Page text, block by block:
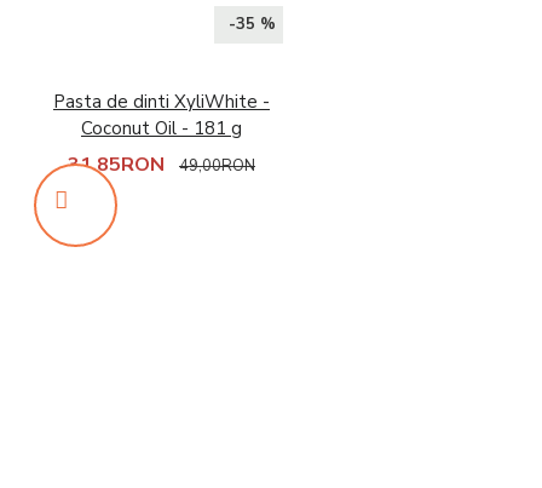
-35 %
Pasta de dinti XyliWhite -
Coconut Oil - 181 g
31,85RON 49,00RON